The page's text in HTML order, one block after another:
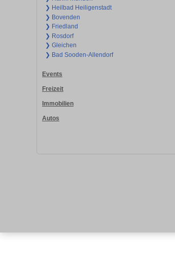
❯ Heilbad Heiligenstadt
❯ Bovenden
❯ Friedland
❯ Rosdorf
❯ Gleichen
❯ Bad Sooden-Allendorf
Events
Freizeit
Immobilien
Autos